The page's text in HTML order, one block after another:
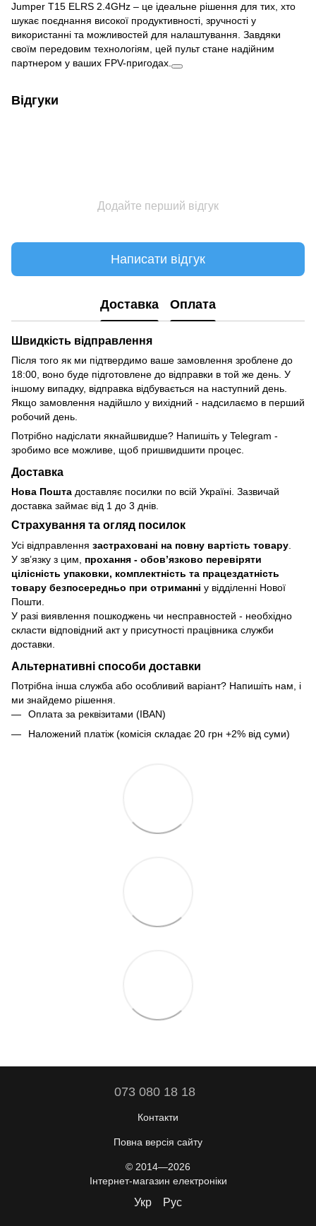
Jumper T15 ELRS 2.4GHz – це ідеальне рішення для тих, хто
шукає поєднання високої продуктивності, зручності у
використанні та можливостей для налаштування. Завдяки
своїм передовим технологіям, цей пульт стане надійним
партнером у ваших FPV-пригодах.
Відгуки
Додайте перший відгук
Написати відгук
Доставка Оплата
Швидкість відправлення
Після того як ми підтвердимо ваше замовлення зроблене до
18:00, воно буде підготовлене до відправки в той же день. У
іншому випадку, відправка відбувається на наступний день.
Якщо замовлення надійшло у вихідний - надсилаємо в перший
робочий день.
Потрібно надіслати якнайшвидше? Напишіть у Telegram -
зробимо все можливе, щоб пришвидшити процес.
Доставка
Нова Пошта доставляє посилки по всій Україні. Зазвичай
доставка займає від 1 до 3 днів.
Страхування та огляд посилок
Усі відправлення застраховані на повну вартість товару
У зв’язку з цим, прохання - обовʼязково перевіряти
цілісність упаковки, комплектність та працездатність
товару безпосередньо при отриманні у відділенні Нової
Пошти.
У разі виявлення пошкоджень чи несправностей - необхідно
скласти відповідний акт у присутності працівника служби
доставки.
Альтернативні способи доставки
Потрібна інша служба або особливий варіант? Напишіть нам, і
ми знайдемо рішення.
Оплата за реквізитами (IBAN)
Наложений платіж (комісія складає 20 грн +2% від суми)
073 080 18 18
Контакти
Повна версія сайту
© 2014—2026
Інтернет-магазин електроніки
Укр Рус